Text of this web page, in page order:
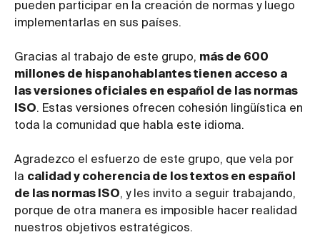
pueden participar en la creación de normas y luego
implementarlas en sus países.
Gracias al trabajo de este grupo, más de 600
millones de hispanohablantes tienen acceso a
las versiones oficiales en español de las normas
ISO. Estas versiones ofrecen cohesión lingüística en
toda la comunidad que habla este idioma.
Agradezco el esfuerzo de este grupo, que vela por
la calidad y coherencia de los textos en español
de las normas ISO, y les invito a seguir trabajando,
porque de otra manera es imposible hacer realidad
nuestros objetivos estratégicos.